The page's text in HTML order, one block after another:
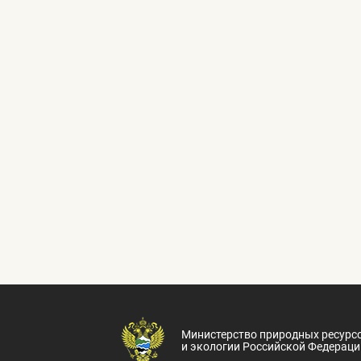
Министерство природных
и экологии Российской